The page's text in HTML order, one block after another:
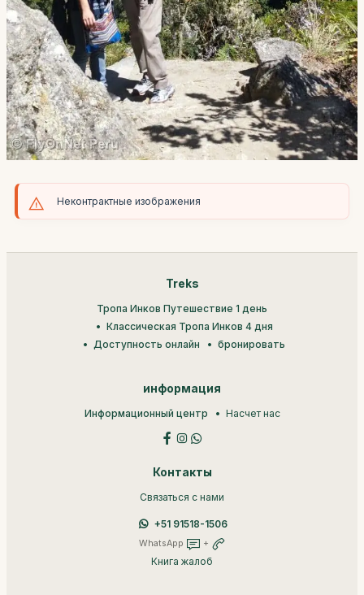
Неконтрактные изображения
Treks
Тропа Инков Путешествие 1 день
Классическая Тропа Инков 4 дня
Доступность онлайн
бронировать
информация
Информационный центр Насчет нас
Контакты
Связаться с нами
+51 91518-1506
WhatsApp +
Книга жалоб